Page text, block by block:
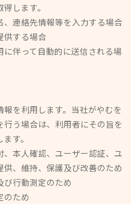
します。
連絡先情報等を入力する場合
する場合
伴って自動的に送信される場
を利用します。当社がやむを
う場合は、利用者にその旨を
す。
本人確認、ユーザー認証、ユ
、維持、保護及び改善のため
行動測定のため
ため